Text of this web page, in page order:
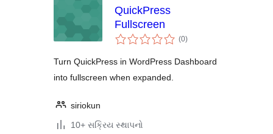
QuickPress
Fullscreen
(0કુલ
રેટિંગ્સ
)
Turn QuickPress in WordPress Dashboard
into fullscreen when expanded.
siriokun
10+ સક્રિય સ્થાપનો